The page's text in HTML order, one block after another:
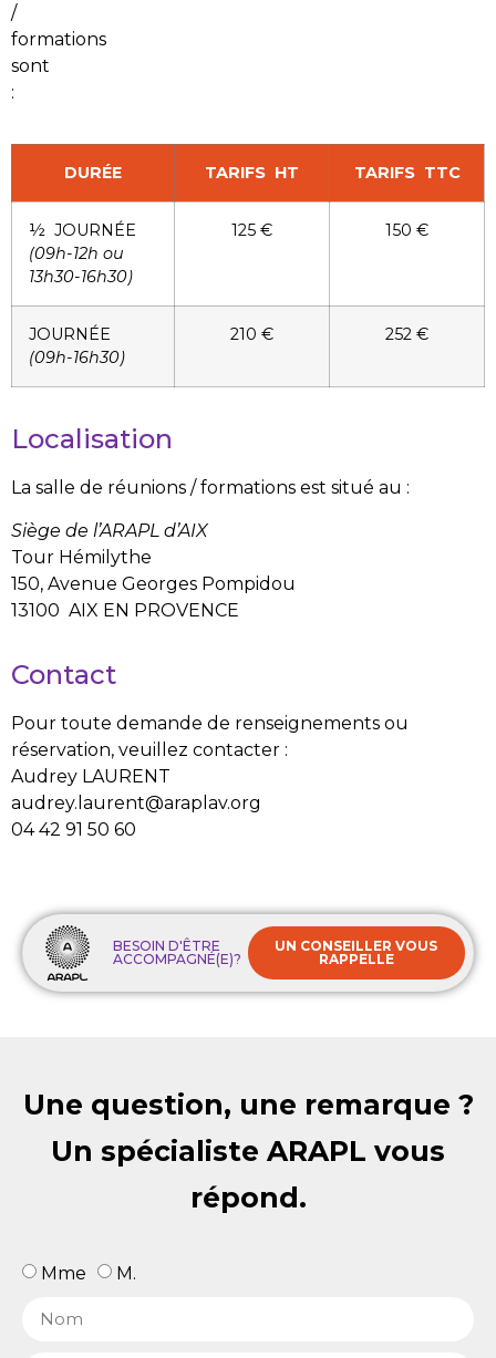
/
formations
sont
:
DURÉE TARIFS HT TARIFS TTC
½ JOURNÉE
(09h-12h ou
13h30-16h30)
125 € 150 €
JOURNÉE
(09h-16h30)
210 € 252 €
Localisation
La salle de réunions / formations est situé au :
Siège de l’ARAPL d’AIX
Tour Hémilythe
150, Avenue Georges Pompidou
13100 AIX EN PROVENCE
Contact
Pour toute demande de renseignements ou
réservation, veuillez contacter :
Audrey LAURENT
audrey.laurent@araplav.org
04 42 91 50 60
BESOIN D'ÊTRE
ACCOMPAGNÉ(E)?
UN CONSEILLER VOUS
RAPPELLE
Une question, une remarque ?
Un spécialiste ARAPL vous
répond.
Mme M.